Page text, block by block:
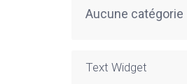
Aucune catégorie
Text Widget